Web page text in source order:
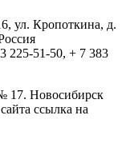
ул. Кропоткина, д.
225-51-50, + 7 383
17. Новосибирск
ссылка на